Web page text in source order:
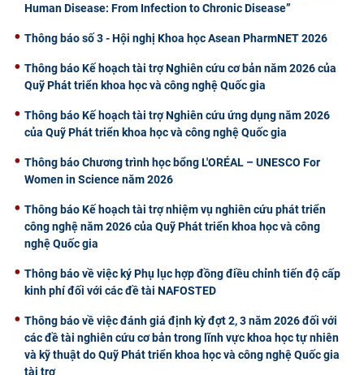
Human Disease: From Infection to Chronic Disease”
Thông báo số 3 - Hội nghị Khoa học Asean PharmNET 2026
Thông báo Kế hoạch tài trợ Nghiên cứu cơ bản năm 2026 của
Quỹ Phát triển khoa học và công nghệ Quốc gia
Thông báo Kế hoạch tài trợ Nghiên cứu ứng dụng năm 2026
của Quỹ Phát triển khoa học và công nghệ Quốc gia
Thông báo Chương trình học bổng L'ORÉAL – UNESCO For
Women in Science năm 2026
Thông báo Kế hoạch tài trợ nhiệm vụ nghiên cứu phát triển
công nghệ năm 2026 của Quỹ Phát triển khoa học và công
nghệ Quốc gia
Thông báo về việc ký Phụ lục hợp đồng điều chỉnh tiến độ cấp
kinh phí đối với các đề tài NAFOSTED
Thông báo về việc đánh giá định kỳ đợt 2, 3 năm 2026 đối với
các đề tài nghiên cứu cơ bản trong lĩnh vực khoa học tự nhiên
và kỹ thuật do Quỹ Phát triển khoa học và công nghệ Quốc gia
tài trợ